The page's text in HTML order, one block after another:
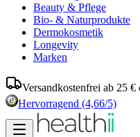
Beauty & Pflege
Bio- & Naturprodukte
Dermokosmetik
Longevity
Marken
Versandkostenfrei ab 25
Hervorragend (4,66/5)